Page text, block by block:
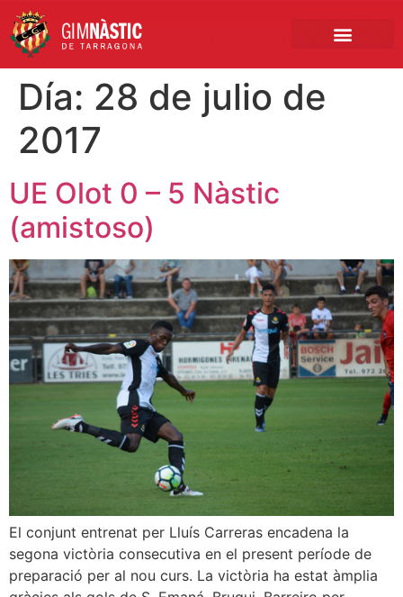
Día: 28 de julio de
2017
UE Olot 0 – 5 Nàstic
(amistoso)
El conjunt entrenat per Lluís Carreras encadena la
segona victòria consecutiva en el present període de
preparació per al nou curs. La victòria ha estat àmplia